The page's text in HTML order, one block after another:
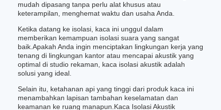
mudah dipasang tanpa perlu alat khusus atau
keterampilan, menghemat waktu dan usaha Anda.
Ketika datang ke isolasi, kaca ini unggul dalam
memberikan kemampuan isolasi suara yang sangat
baik.Apakah Anda ingin menciptakan lingkungan kerja yang
tenang di lingkungan kantor atau mencapai akustik yang
optimal di studio rekaman, kaca isolasi akustik adalah
solusi yang ideal.
Selain itu, ketahanan api yang tinggi dari produk kaca ini
menambahkan lapisan tambahan keselamatan dan
keamanan ke ruang manapun.Kaca Isolasi Akustik